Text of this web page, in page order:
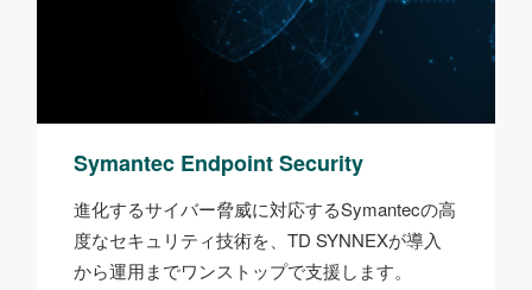
Symantec Endpoint Security
進化するサイバー脅威に対応するSymantecの高
度なセキュリティ技術を、TD SYNNEXが導入
から運用までワンストップで支援します。